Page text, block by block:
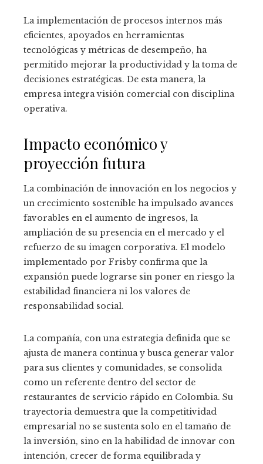
La implementación de procesos internos más
eficientes, apoyados en herramientas
tecnológicas y métricas de desempeño, ha
permitido mejorar la productividad y la toma de
decisiones estratégicas. De esta manera, la
empresa integra visión comercial con disciplina
operativa.
Impacto económico y
proyección futura
La combinación de innovación en los negocios y
un crecimiento sostenible ha impulsado avances
favorables en el aumento de ingresos, la
ampliación de su presencia en el mercado y el
refuerzo de su imagen corporativa. El modelo
implementado por Frisby confirma que la
expansión puede lograrse sin poner en riesgo la
estabilidad financiera ni los valores de
responsabilidad social.
La compañía, con una estrategia definida que se
ajusta de manera continua y busca generar valor
para sus clientes y comunidades, se consolida
como un referente dentro del sector de
restaurantes de servicio rápido en Colombia. Su
trayectoria demuestra que la competitividad
empresarial no se sustenta solo en el tamaño de
la inversión, sino en la habilidad de innovar con
intención, crecer de forma equilibrada y